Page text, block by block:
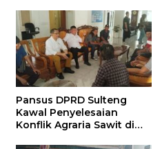
Pansus DPRD Sulteng
Kawal Penyelesaian
Konflik Agraria Sawit di